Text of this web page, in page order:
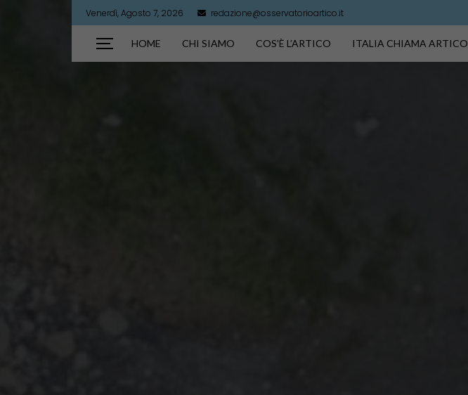
Venerdì, Agosto 7, 2026 redazione@osservatorioartico.it
HOME CHI SIAMO COS’È L’ARTICO ITALIA CHIAMA ARTICO